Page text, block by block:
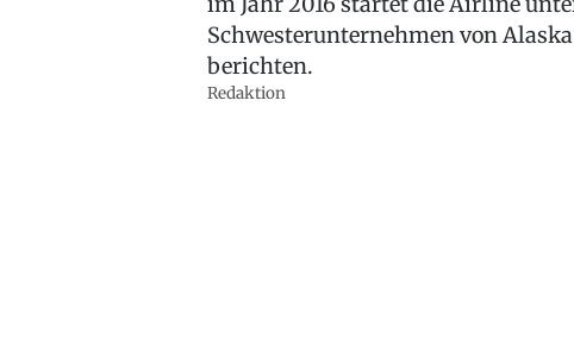
Schwesterunternehmen von
berichten.
Redaktion